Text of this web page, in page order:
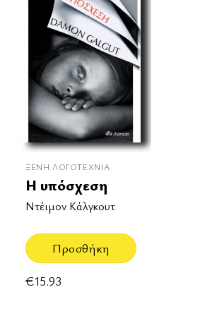
ΞΈΝΗ ΛΟΓΟΤΕΧΝΊΑ
Η υπόσχεση
Ντέιμον Κάλγκουτ
Προσθήκη
€15.93